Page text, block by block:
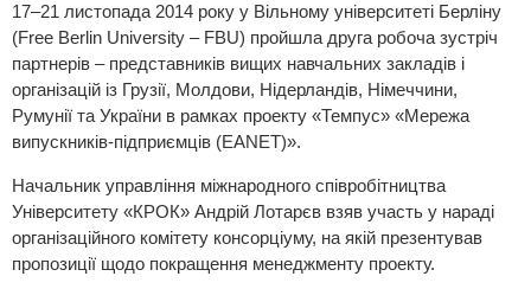
17–21 листопада 2014 року у Вільному університеті Берліну
(Free Berlin University – FBU) пройшла друга робоча зустріч
партнерів – представників вищих навчальних закладів і
організацій із Грузії, Молдови, Нідерландів, Німеччини,
Румунії та України в рамках проекту «Темпус» «Мережа
випускників-підприємців (EANET)».
Начальник управління міжнародного співробітництва
Університету «КРОК» Андрій Лотарєв взяв участь у нараді
організаційного комітету консорціуму, на якій презентував
пропозиції щодо покращення менеджменту проекту.